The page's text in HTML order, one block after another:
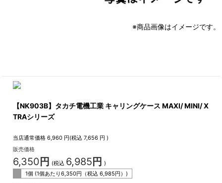
※商品画像はイメージです。
【NK903B】タカチ電機工業 キャリングケース MAXI/ MINI/ X
TRAシリーズ
当店通常価格 6,960 円(税込7,656 円 )
販売価格
6,350 円 (税込 6,985 円 )
1個 (1個あたり6,350円（税込6,985円）)